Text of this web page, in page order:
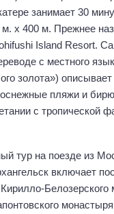
занимает 30
м. х 400 м. Прежнее
Island Resort.
с местного
золота»)
пляжи и
с тропической
тур на поезде из
включает
Белозерского